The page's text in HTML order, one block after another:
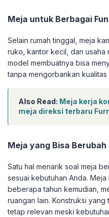
Meja untuk Berbagai
Selain rumah tinggal, meja
ruko, kantor kecil, dan usaha
model membuatnya bisa
tanpa mengorbankan kualitas
Also Read: Meja kerja
meja direksi terbaru
Meja yang Bisa Berubah
Satu hal menarik soal meja
sesuai kebutuhan Anda.
beberapa tahun kemudian,
ruangan lain. Konstruksi yang
tetap relevan meski